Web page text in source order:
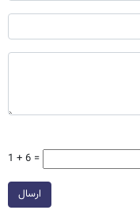
1 + 6 =
ارسال